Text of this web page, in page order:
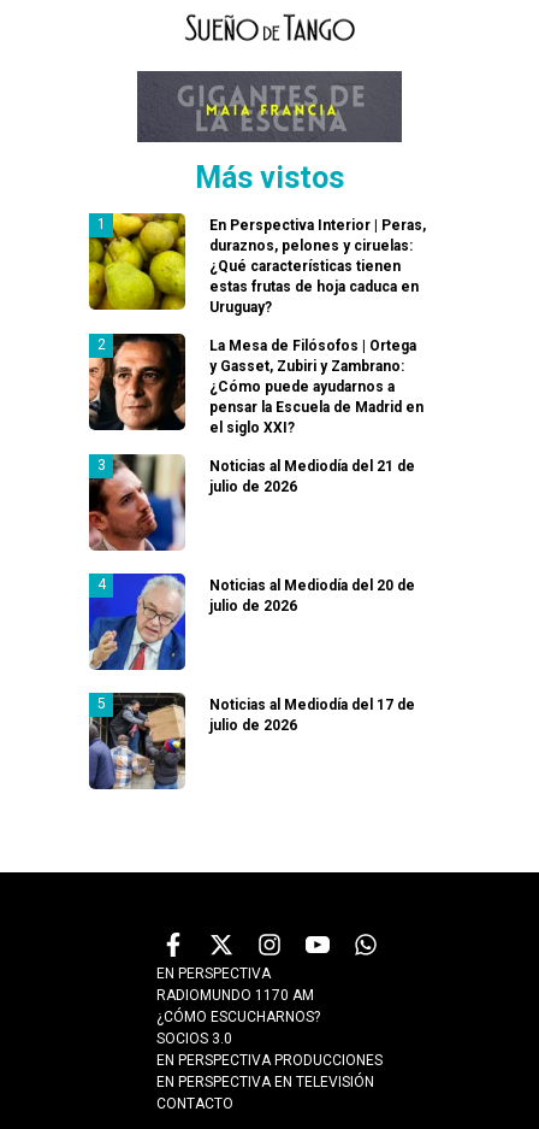
Más vistos
En Perspectiva Interior | Peras,
duraznos, pelones y ciruelas:
¿Qué características tienen
estas frutas de hoja caduca en
Uruguay?
La Mesa de Filósofos | Ortega
y Gasset, Zubiri y Zambrano:
¿Cómo puede ayudarnos a
pensar la Escuela de Madrid en
el siglo XXI?
Noticias al Mediodía del 21 de
julio de 2026
Noticias al Mediodía del 20 de
julio de 2026
Noticias al Mediodía del 17 de
julio de 2026
EN PERSPECTIVA
RADIOMUNDO 1170 AM
¿CÓMO ESCUCHARNOS?
SOCIOS 3.0
EN PERSPECTIVA PRODUCCIONES
EN PERSPECTIVA EN TELEVISIÓN
CONTACTO